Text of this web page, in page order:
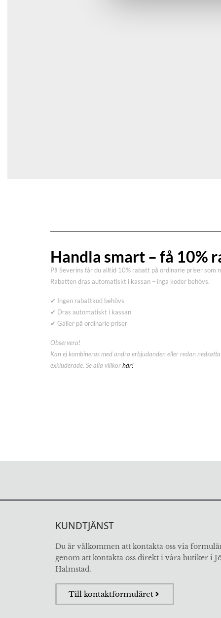
Handla smart – få 10%
På Severins får du alltid 10% rabatt på ordinarie priser som
Rabatten dras automatiskt i kassan – inga koder behövs.
✔ Ingen rabattkod behövs
✔ Dras automatiskt i kassan
✔ Gäller på ordinarie priser
Observera!
Kan ej kombineras med andra erbjudanden eller redan
exkluderade. Se alla villkorhär!
KUNDTJÄNST
Du är välkommen att kontakta oss via
genom att kontakta oss direkt i våra butiker i
Halmstad.
Till kontaktformuläret